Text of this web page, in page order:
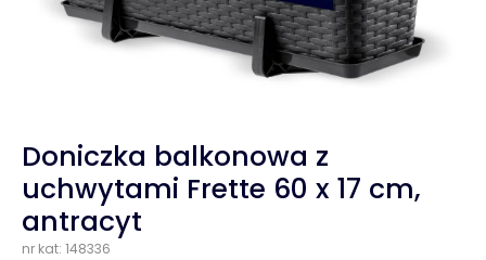
Doniczka balkonowa z
uchwytami Frette 60 x 17 cm,
antracyt
nr kat: 148336